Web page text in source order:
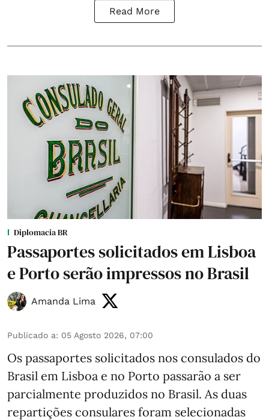
Read More
Diplomacia BR
Passaportes solicitados em Lisboa
e Porto serão impressos no Brasil
Amanda Lima
Publicado a: 05 Agosto 2026, 07:00
Os passaportes solicitados nos consulados do
Brasil em Lisboa e no Porto passarão a ser
parcialmente produzidos no Brasil. As duas
repartições consulares foram selecionadas